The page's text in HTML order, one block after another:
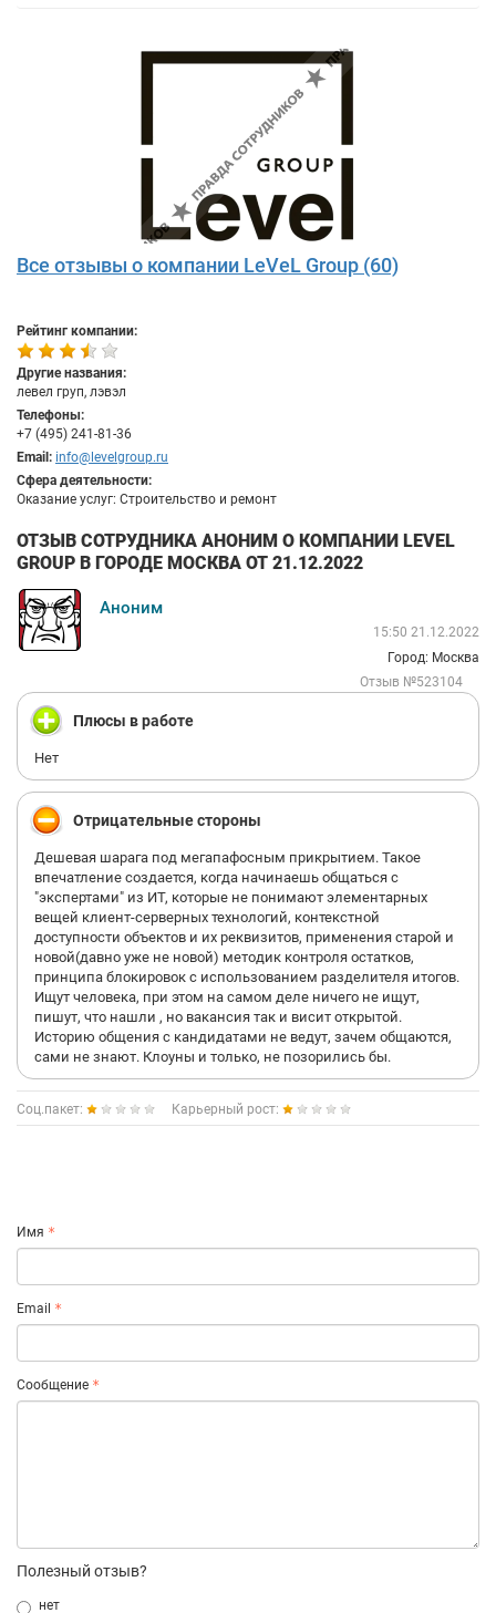
Все отзывы о компании LeVeL Group (60)
Рейтинг компании:
Другие названия:
левел груп, лэвэл
Телефоны:
+7 (495) 241-81-36
Email: info@levelgroup.ru
Сфера деятельности:
Оказание услуг: Строительство и ремонт
ОТЗЫВ СОТРУДНИКА АНОНИМ О КОМПАНИИ LEVEL
GROUP В ГОРОДЕ МОСКВА ОТ 21.12.2022
Аноним
15:50 21.12.2022
Город: Москва
Отзыв №523104
Плюсы в работе
Нет
Отрицательные стороны
Дешевая шарага под мегапафосным прикрытием. Такое
впечатление создается, когда начинаешь общаться с
"экспертами" из ИТ, которые не понимают элементарных
вещей клиент-серверных технологий, контекстной
доступности объектов и их реквизитов, применения старой и
новой(давно уже не новой) методик контроля остатков,
принципа блокировок с использованием разделителя итогов.
Ищут человека, при этом на самом деле ничего не ищут,
пишут, что нашли , но вакансия так и висит открытой.
Историю общения с кандидатами не ведут, зачем общаются,
сами не знают. Клоуны и только, не позорились бы.
Соц.пакет: Карьерный рост:
Имя
Email
Сообщение
Полезный отзыв?
нет